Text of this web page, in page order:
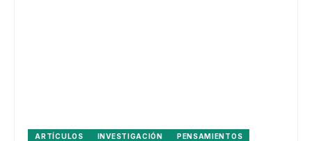
ARTÍCULOS INVESTIGACIÓN
PENSAMIENTOS